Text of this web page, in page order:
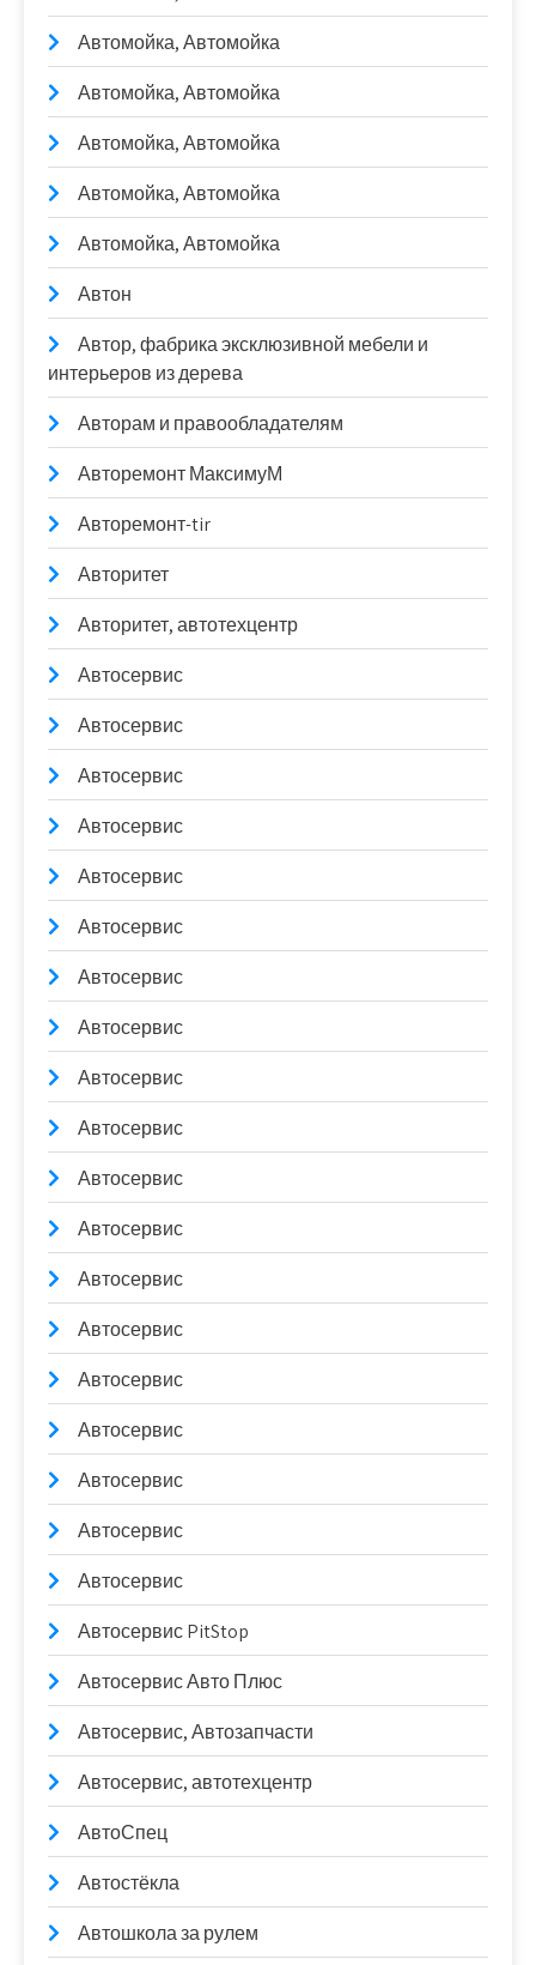
Автомойка, Автомойка
Автомойка, Автомойка
Автомойка, Автомойка
Автомойка, Автомойка
Автомойка, Автомойка
Автон
Автор, фабрика эксклюзивной мебели и
интерьеров из дерева
Авторам и правообладателям
Авторемонт МаксимуМ
Авторемонт-tir
Авторитет
Авторитет, автотехцентр
Автосервис
Автосервис
Автосервис
Автосервис
Автосервис
Автосервис
Автосервис
Автосервис
Автосервис
Автосервис
Автосервис
Автосервис
Автосервис
Автосервис
Автосервис
Автосервис
Автосервис
Автосервис
Автосервис
Автосервис PitStop
Автосервис Авто Плюс
Автосервис, Автозапчасти
Автосервис, автотехцентр
АвтоСпец
Автостёкла
Автошкола за рулем